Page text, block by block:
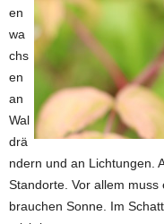
en
wa
chs
en
an
Wal
drä
ndern und an Lichtungen.
Standorte. Vor allem
brauchen Sonne. Im